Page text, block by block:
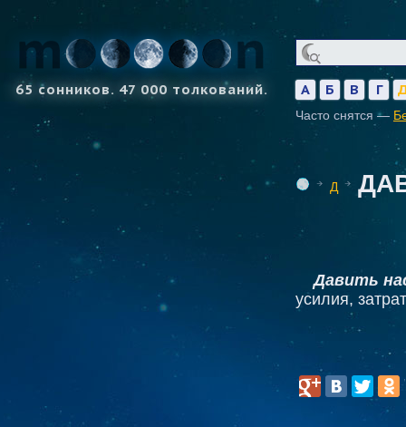
65 сонников. 47 000 толкований. А Б В Г
Часто снятся —
Д
Давить
усилия,